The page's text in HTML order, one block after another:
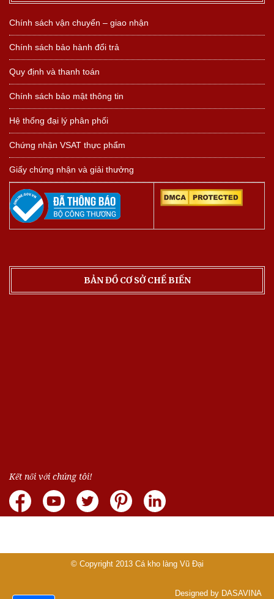
Chính sách vận chuyển – giao nhận
Chính sách bảo hành đổi trả
Quy định và thanh toán
Chính sách bảo mật thông tin
Hệ thống đại lý phân phối
Chứng nhận VSAT thực phẩm
Giấy chứng nhận và giải thưởng
BẢN ĐỒ CƠ SỞ CHẾ BIẾN
Kết nối với chúng tôi!
© Copyright 2013 Cá kho làng Vũ Đại
Designed by DASAVINA